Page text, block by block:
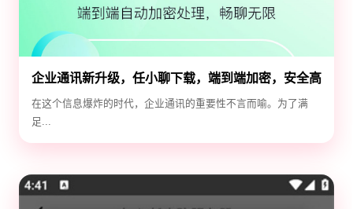
企业通讯新升级，任小聊下载，端到端加密，安全高
效！
在这个信息爆炸的时代，企业通讯的重要性不言而喻。为了满
足...